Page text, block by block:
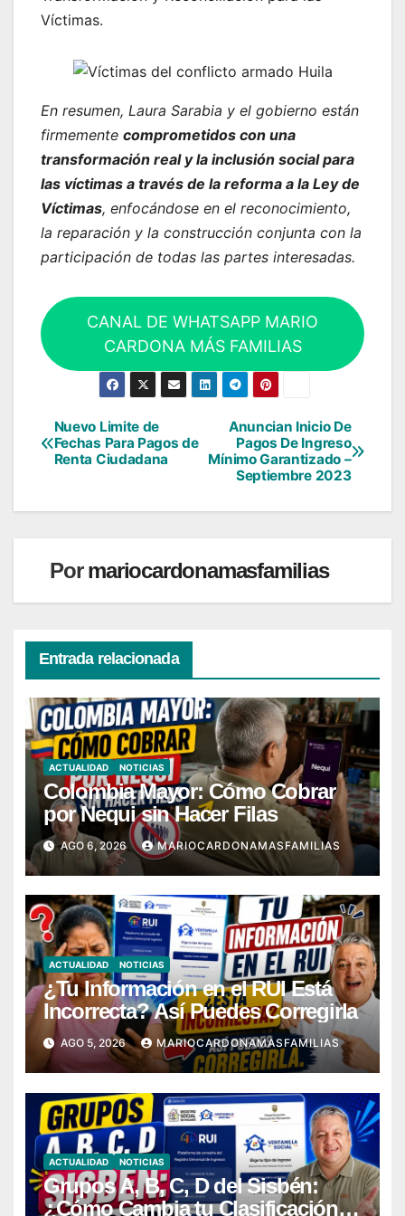
Víctimas.
En resumen, Laura Sarabia y el gobierno están
firmemente comprometidos con una
transformación real y la inclusión social para
las víctimas a través de la reforma a la Ley de
Víctimas, enfocándose en el reconocimiento,
la reparación y la construcción conjunta con la
participación de todas las partes interesadas.
CANAL DE WHATSAPP MARIO
CARDONA MÁS FAMILIAS
Navegación
de
entradas
Anuncian Inicio De
Pagos De Ingreso
Mínimo Garantizado –
Septiembre 2023
Nuevo Limite de
Fechas Para Pagos de
Renta Ciudadana
Pormariocardonamasfamilias
Entrada relacionada
ACTUALIDAD NOTICIAS
Colombia Mayor: Cómo Cobrar
por Nequi sin Hacer Filas
AGO 6, 2026 MARIOCARDONAMASFAMILIAS
ACTUALIDAD NOTICIAS
¿Tu Información en el RUI Está
Incorrecta? Así Puedes Corregirla
AGO 5, 2026 MARIOCARDONAMASFAMILIAS
ACTUALIDAD NOTICIAS
Grupos A, B, C, D del Sisbén:
¿Cómo Cambia tu Clasificación